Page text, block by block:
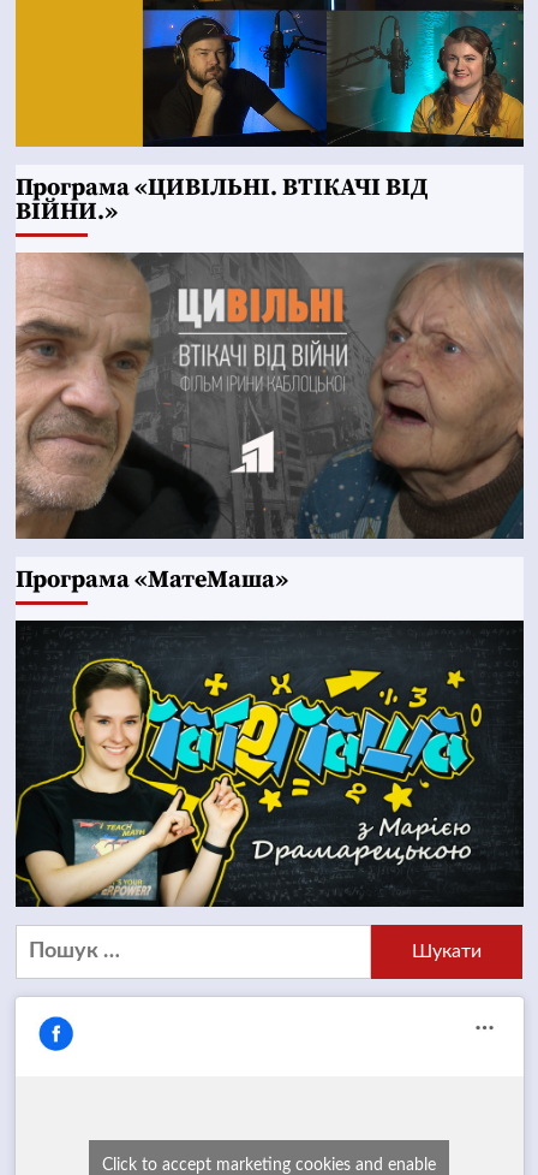
Програма «ЦИВІЛЬНІ. ВТІКАЧІ ВІД
ВІЙНИ.»
Програма «МатеМаша»
Пошук:
Click to accept marketing cookies and enable